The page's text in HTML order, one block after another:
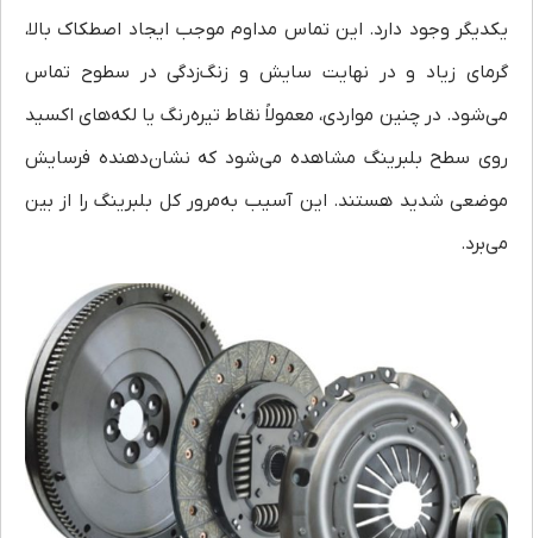
یکدیگر وجود دارد. این تماس مداوم موجب ایجاد اصطکاک بالا،
گرمای زیاد و در نهایت سایش و زنگ‌زدگی در سطوح تماس
می‌شود. در چنین مواردی، معمولاً نقاط تیره‌رنگ یا لکه‌های اکسید
روی سطح بلبرینگ مشاهده می‌شود که نشان‌دهنده فرسایش
موضعی شدید هستند. این آسیب به‌مرور کل بلبرینگ را از بین
می‌برد.